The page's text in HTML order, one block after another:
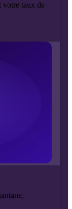
votre taux de